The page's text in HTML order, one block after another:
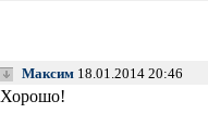
Максим 18.01.2014 20:46
Хорошо!